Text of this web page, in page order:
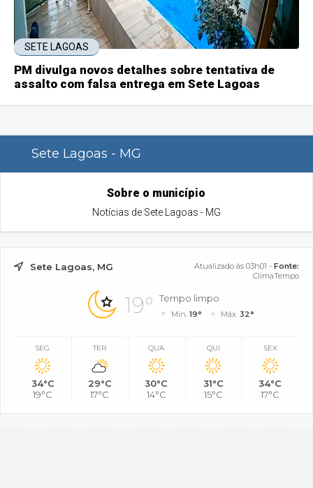
SETE LAGOAS
PM divulga novos detalhes sobre tentativa de
assalto com falsa entrega em Sete Lagoas
Sete Lagoas - MG
Sobre o município
Notícias de Sete Lagoas - MG
Sete Lagoas, MG Atualizado às 03h01 - Fonte:
ClimaTempo
19° Tempo limpo
Mín.19° Máx. 32°
SEG
34°C
19°C
TER
29°C
17°C
QUA
30°C
14°C
QUI
31°C
15°C
SEX
34°C
17°C